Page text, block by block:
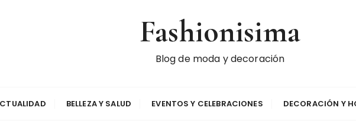
Fashionisima
Blog de moda y decoración
BELLEZA Y SALUD EVENTOS Y CELEBRACIONES DECORACIÓN Y